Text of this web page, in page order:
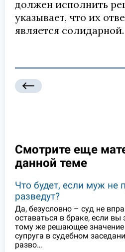
должен исполнить
указывает, что их
является солидарной.
Смотрите еще
данной теме
Что будет, если муж не
разведут?
Да, безусловно – суд не
оставаться в браке, если вы
тому же решающее значение
супруга в судебном
разво…